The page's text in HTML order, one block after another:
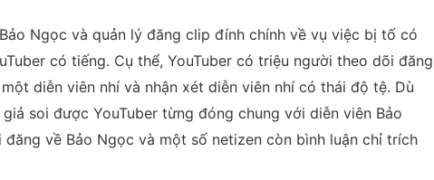
Ngọc và quản lý đăng clip đính chính về vụ việc bị tố có
có tiếng. Cụ thể, YouTuber có triệu người theo dõi đăng
diễn viên nhí và nhận xét diễn viên nhí có thái độ tệ. Dù
soi được YouTuber từng đóng chung với diễn viên Bảo
về Bảo Ngọc và một số netizen còn bình luận chỉ trích